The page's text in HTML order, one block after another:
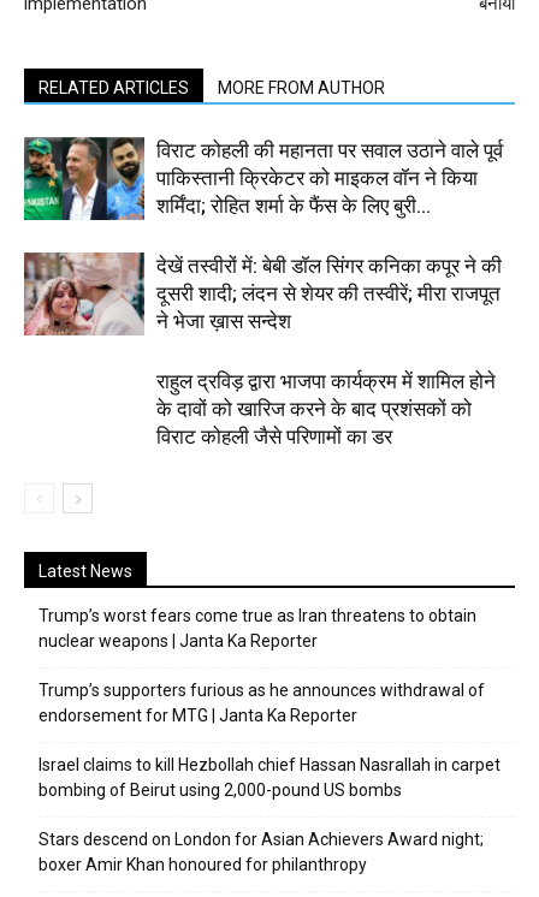
RELATED ARTICLES MORE FROM AUTHOR
विराट कोहली की महानता पर सवाल उठाने वाले पूर्व
पाकिस्तानी क्रिकेटर को माइकल वॉन ने किया
शर्मिंदा; रोहित शर्मा के फैंस के लिए बुरी...
देखें तस्वीरों में: बेबी डॉल सिंगर कनिका कपूर ने की
दूसरी शादी; लंदन से शेयर की तस्वीरें; मीरा राजपूत
ने भेजा ख़ास सन्देश
राहुल द्रविड़ द्वारा भाजपा कार्यक्रम में शामिल होने
के दावों को खारिज करने के बाद प्रशंसकों को
विराट कोहली जैसे परिणामों का डर
Latest News
Trump’s worst fears come true as Iran threatens to obtain
nuclear weapons | Janta Ka Reporter
Trump’s supporters furious as he announces withdrawal of
endorsement for MTG | Janta Ka Reporter
Israel claims to kill Hezbollah chief Hassan Nasrallah in carpet
bombing of Beirut using 2,000-pound US bombs
Stars descend on London for Asian Achievers Award night;
boxer Amir Khan honoured for philanthropy